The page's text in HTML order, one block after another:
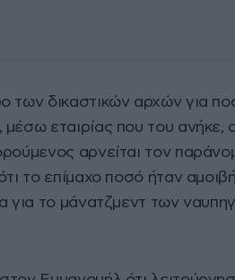
των δικαστικών αρχών για
εταιρίας που του ανήκε,
αρνείται τον
το επίμαχο ποσό ήταν
για το μάνατζμεντ των